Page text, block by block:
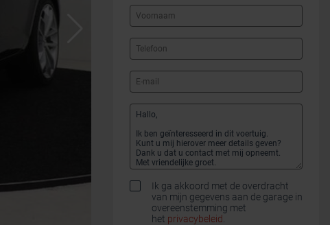
Ik ga akkoord met de overdracht
van mijn gegevens aan de garage in
overeenstemming met
het privacybeleid